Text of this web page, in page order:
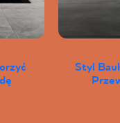
Styl